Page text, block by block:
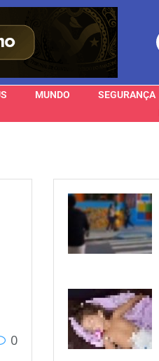
MUNDO SEGURANÇA
0